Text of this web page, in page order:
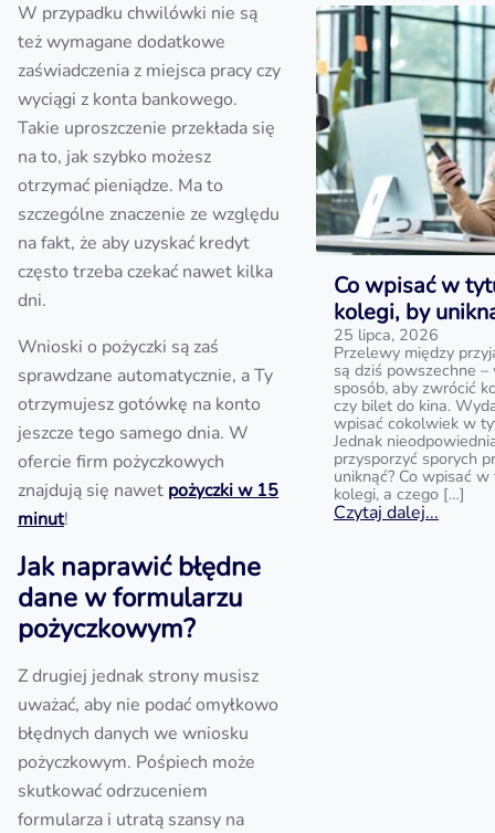
W przypadku chwilówki nie są
też wymagane dodatkowe
zaświadczenia z miejsca pracy czy
wyciągi z konta bankowego.
Takie uproszczenie przekłada się
na to, jak szybko możesz
otrzymać pieniądze. Ma to
szczególne znaczenie ze względu
na fakt, że aby uzyskać kredyt
często trzeba czekać nawet kilka
dni.
Wnioski o pożyczki są zaś
sprawdzane automatycznie, a Ty
otrzymujesz gotówkę na konto
jeszcze tego samego dnia. W
ofercie firm pożyczkowych
znajdują się nawet pożyczki w 15
minut!
Jak naprawić błędne
dane w formularzu
pożyczkowym?
Z drugiej jednak strony musisz
uważać, aby nie podać omyłkowo
błędnych danych we wniosku
pożyczkowym. Pośpiech może
skutkować odrzuceniem
formularza i utratą szansy na
Co wpisać w
kolegi, by
25 lipca, 2026
Przelewy między
są dziś powszechne
sposób, aby zwrócić
czy bilet do kina.
wpisać cokolwiek w
Jednak
przysporzyć sporych
uniknąć? Co wpisać
kolegi, a czego […]
Czytaj dalej...